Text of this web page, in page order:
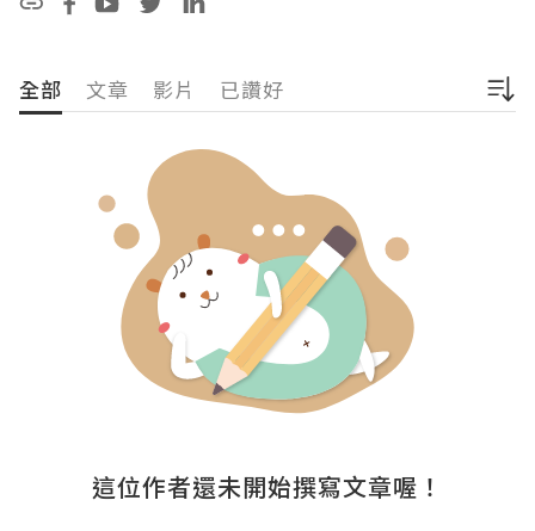
全部 文章 影片 已讚好
這位作者還未開始撰寫文章喔！